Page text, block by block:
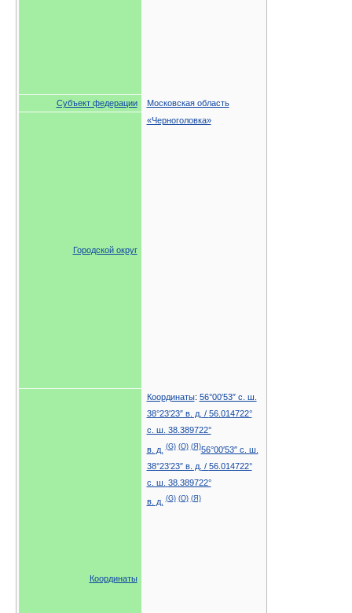
Субъект федерации Московская область
Городской округ
«Черноголовка»
Координаты
Координаты: 56°00′53″ с. ш.
38°23′23″ в. д. / 56.014722°
с. ш. 38.389722°
в. д. (G) (O) (Я)56°00′53″ с. ш.
38°23′23″ в. д. / 56.014722°
с. ш. 38.389722°
в. д. (G) (O) (Я)